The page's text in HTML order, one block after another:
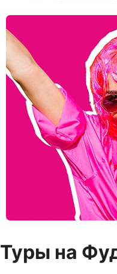
Туры на